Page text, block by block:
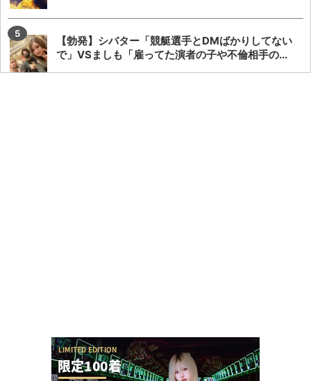
【勃発】シバター「競艇選手とDMばかりしてない
で」VSましも「雇ってた演者の子や不倫相手の...
覚醒てえんださん、声が出なくなり来店キャンセ
ルとしばらくは生配信をしないとのこと